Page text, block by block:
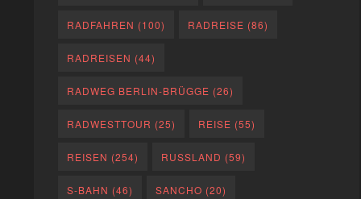
RADFAHREN (100) RADREISE (86)
RADREISEN (44)
RADWEG BERLIN-BRÜGGE (26)
RADWESTTOUR (25) REISE (55)
REISEN (254) RUSSLAND (59)
S-BAHN (46) SANCHO (20)